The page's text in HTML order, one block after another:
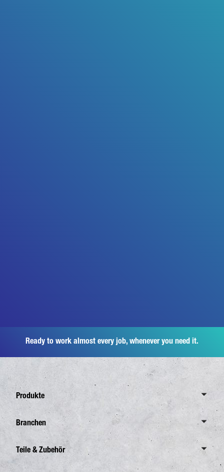
Ready to work almost every job, whenever you need it.
Produkte
Übersicht Canter
7,5 Tonnen
Branchen
Übersicht Branchen
Teile & Zubehör